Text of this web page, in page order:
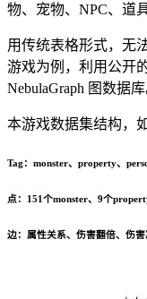
物、宠物、NPC、道
用传统表格形式，无
游戏为例，利用公开
NebulaGraph 图数据库
本游戏数据集结构，
Tag：monster、property、
点：151个monster、9个
边：属性关系、伤害翻倍、伤